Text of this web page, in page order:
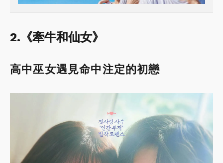
2.《牽牛和仙女》
高中巫女遇見命中注定的初戀